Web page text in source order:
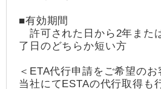
■有効期間
許可された日から2年また
了日のどちらか短い方
＜ETA代行申請をご希望のお
当社にてESTAの代行取得も